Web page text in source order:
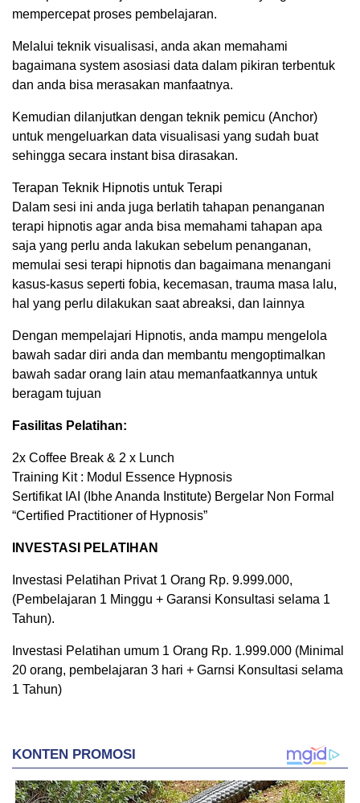
mempercepat proses pembelajaran.
Melalui teknik visualisasi, anda akan memahami
bagaimana system asosiasi data dalam pikiran terbentuk
dan anda bisa merasakan manfaatnya.
Kemudian dilanjutkan dengan teknik pemicu (Anchor)
untuk mengeluarkan data visualisasi yang sudah buat
sehingga secara instant bisa dirasakan.
Terapan Teknik Hipnotis untuk Terapi
Dalam sesi ini anda juga berlatih tahapan penanganan
terapi hipnotis agar anda bisa memahami tahapan apa
saja yang perlu anda lakukan sebelum penanganan,
memulai sesi terapi hipnotis dan bagaimana menangani
kasus-kasus seperti fobia, kecemasan, trauma masa lalu,
hal yang perlu dilakukan saat abreaksi, dan lainnya
Dengan mempelajari Hipnotis, anda mampu mengelola
bawah sadar diri anda dan membantu mengoptimalkan
bawah sadar orang lain atau memanfaatkannya untuk
beragam tujuan
Fasilitas Pelatihan:
2x Coffee Break & 2 x Lunch
Training Kit : Modul Essence Hypnosis
Sertifikat IAI (Ibhe Ananda Institute) Bergelar Non Formal
“Certified Practitioner of Hypnosis”
INVESTASI PELATIHAN
Investasi Pelatihan Privat 1 Orang Rp. 9.999.000,
(Pembelajaran 1 Minggu + Garansi Konsultasi selama 1
Tahun).
Investasi Pelatihan umum 1 Orang Rp. 1.999.000 (Minimal
20 orang, pembelajaran 3 hari + Garnsi Konsultasi selama
1 Tahun)